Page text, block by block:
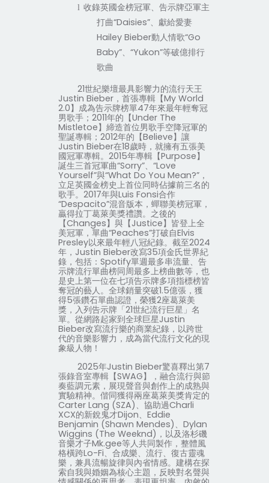
l 收錄英國金榜冠軍、告示牌亞軍主
打曲“Daisies”、獻給愛妻
Hailey Bieber動人情歌“Go
Baby”、 “Yukon”等破億排行
歌曲
21世紀樂壇最具影響力的流行天王
Justin Bieber，首張專輯【My World
2.0】成為告示牌榜單47年來最年輕奪冠
男歌手； 2011年的【Under The
Mistletoe】締造首位男歌手空降冠軍的
聖誕專輯； 2012年的【Believe】讓
Justin Bieber在18歲時，就擁有五張美
國冠軍專輯。 2015年專輯【Purpose】
誕生三首冠軍曲“Sorry”、“Love
Yourself”與“What Do You Mean?”，
立足英國金榜史上首位同時佔據前三名的
歌手。 2017年與Luis Fonsi合作
“Despacito”混音版本，蟬聯美榜冠軍，
贏得拉丁葛萊美獎禮讚。之後的
【Changes】與【Justice】皆登上全
美冠軍，單曲“Peaches”打破自Elvis
Presley以來最年輕八冠紀錄。截至2024
年， Justin Bieber改寫35項金氏世界紀
錄，包括： Spotify單週最多串流量、告
示牌流行單曲榜同周最多上榜曲數等，也
是史上第一位在七項告示牌多項指標榜皆
奪冠的藝人。全球銷量突破1.5億張，獲
得5張鑽石單曲認證，榮獲2座葛萊美
獎，入列告示牌「21世紀流行巨星」名
單。從網路起家到全球巨星Justin
Bieber改寫流行樂的商業紀錄，以跨世
代的音樂影響力，成為當代流行文化的現
象級人物！
2025年Justin Bieber驚喜釋出第7
張錄音室專輯【SWAG】，融合流行與節
奏藍調元素，展現聲音與創作上的成熟與
實驗精神。偕同獲得兩座葛萊美獎肯定的
Carter Lang (SZA) 、協助過Charli
XCX的新銳鬼才Dijon、 Eddie
Benjamin (Shawn Mendes) 、 Dylan
Wiggins (The Weeknd) ，以及洛杉磯
音樂才子Mk.gee等人共同製作，整體風
格橫跨Lo-Fi、合成樂、流行、復古靈魂
樂，兼具流暢旋律與內省情感。建構在探
索自我與婚姻為核心主題，反映對名聲與